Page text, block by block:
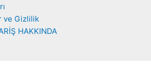
ve Gizlilik
HAKKINDA